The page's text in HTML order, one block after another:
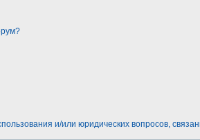
и/или юридических вопросов,